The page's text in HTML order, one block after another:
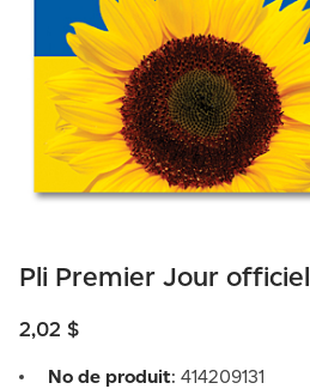
Pli Premier Jour officiel
2,02 $
No de produit: 414209131